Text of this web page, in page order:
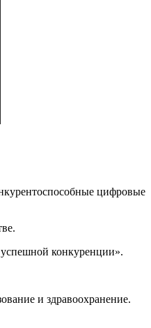
цифровые
конкуренции».
и здравоохранение.